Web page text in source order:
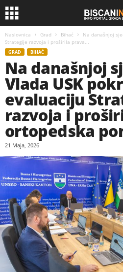
Naslovnica Grad Bihać
Na današnjoj
Strategije razvoja i proširila prava...
GRAD BIHAĆ
Na današnjoj
Vlada USK
evaluaciju
razvoja i
ortopedska
21 Maja, 2026